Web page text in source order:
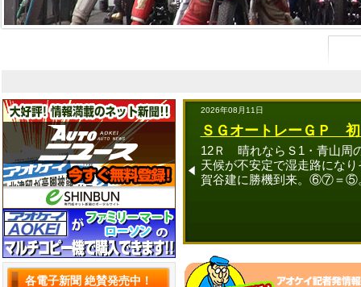
各電子新聞 絶賛発売中！
2026年08月11日
ＳＧオートレーＧＰ
12Ｒ 晴れならＳ1・青山周
天候が不安定で湿走路にな
賀谷建に勝機到来。⑥⑦＝⑤